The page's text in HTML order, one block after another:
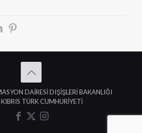
DAİRESİ DIŞİŞLERİ BAKANLIĞI
TÜRK CUMHURİYETİ